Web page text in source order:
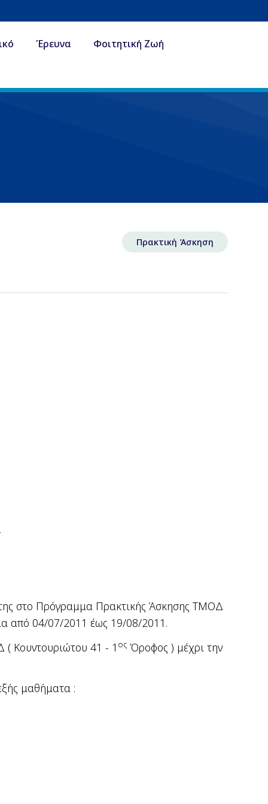
Έρευνα Φοιτητική Ζωή
Πρακτική Άσκηση
στο Πρόγραμμα Πρακτικής Άσκησης ΤΜΟΔ
από 04/07/2011 έως 19/08/2011.
( Κουντουριώτου 41 - 1 ος Όροφος ) μέχρι την
μαθήματα :